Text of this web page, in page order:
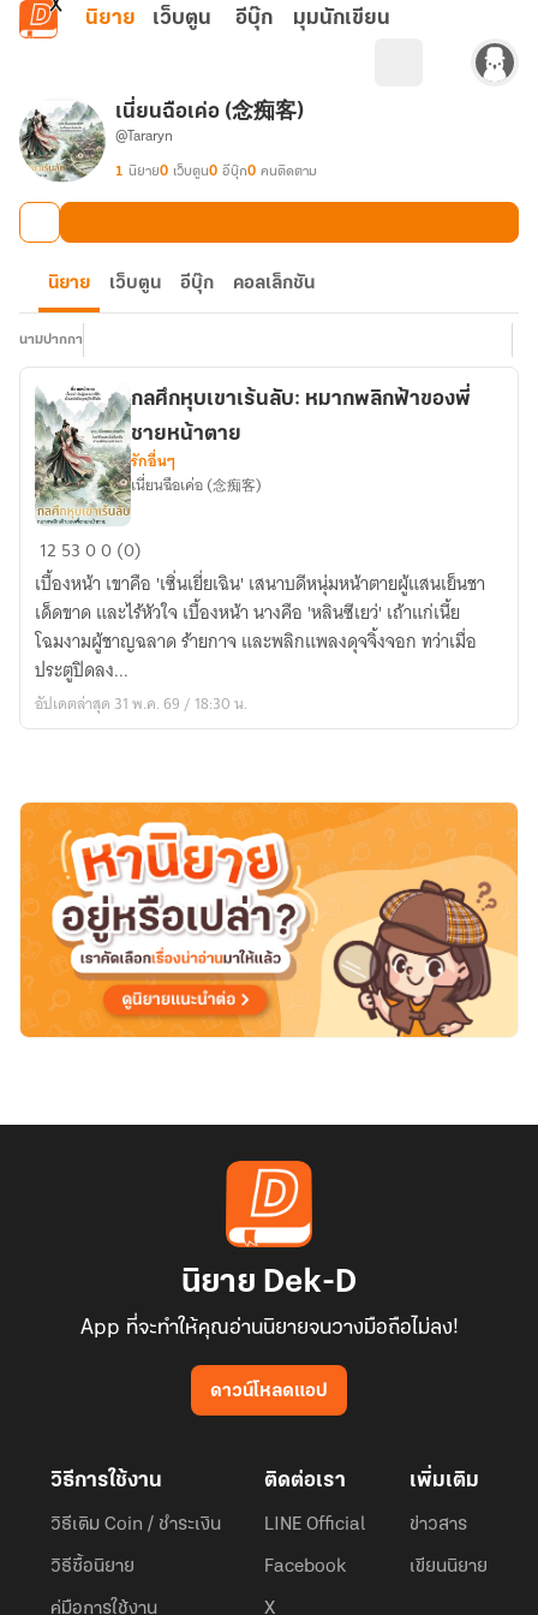
ข้ามไปยังเนื้อหาหลัก
นิยาย เว็บตูน อีบุ๊ก มุมนักเขียน
เนี่ยนฉือเค่อ (念痴客)
@Tararyn
1 นิยาย0 เว็บตูน0 อีบุ๊ก0 คนติดตาม
นิยาย เว็บตูน อีบุ๊ก คอลเล็กชัน
นามปากกา
กล
ศึก
หุบเขา
เร้น
ลับ:
หมาก
พลิก
พี่
ชาย
หน้า
ตาย
กลศึกหุบเขาเร้นลับ: หมากพลิกฟ้าของพี่
ชายหน้าตาย
รักอื่นๆ
เนี่ยนฉือเค่อ (念痴客)
12 5300 (0)
เบื้องหน้า เขาคือ 'เซิ่นเยี่ยเฉิน' เสนาบดีหนุ่มหน้าตายผู้แสนเย็นชา
เด็ดขาด และไร้หัวใจ เบื้องหน้า นางคือ 'หลินซีเยว่' เถ้าแก่เนี้ย
โฉมงามผู้ชาญฉลาด ร้ายกาจ และพลิกแพลงดุจจิ้งจอก ทว่าเมื่อ
ประตูปิดลง...
อัปเดตล่าสุด 31 พ.ค. 69 / 18:30 น.
นิยาย Dek-D
App ที่จะทำให้คุณอ่านนิยายจนวางมือถือไม่ลง!
ดาวน์โหลดแอป
วิธีการใช้งาน
วิธีเติม Coin / ชำระเงิน
วิธีซื้อนิยาย
คู่มือการใช้งาน
ติดต่อเรา
LINE Official
Facebook
X
เพิ่มเติม
ข่าวสาร
เขียนนิยาย